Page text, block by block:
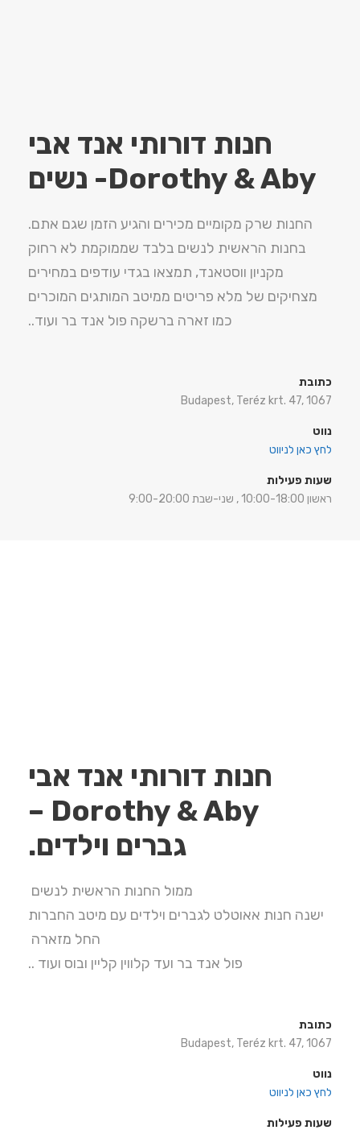
חנות דורותי אנד אבי
Dorothy & Aby- נשים
החנות שרק מקומיים מכירים והגיע הזמן שגם אתם.
בחנות הראשית לנשים בלבד שממוקמת לא רחוק
מקניון ווסטאנד, תמצאו בגדי עודפים במחירים
מצחיקים של מלא פריטים ממיטב המותגים המוכרים
כמו זארה ברשקה פול אנד בר ועוד..
כתובת
Budapest, Teréz krt. 47, 1067
נווט
לחץ כאן לניווט
שעות פעילות
ראשון 10:00-18:00 , שני-שבת 9:00-20:00
חנות דורותי אנד אבי
Dorothy & Aby –
גברים וילדים.
ממול החנות הראשית לנשים
ישנה חנות אאוטלט לגברים וילדים עם מיטב החברות
החל מזארה
פול אנד בר ועד קלווין קליין ובוס ועוד ..
כתובת
Budapest, Teréz krt. 47, 1067
נווט
לחץ כאן לניווט
שעות פעילות